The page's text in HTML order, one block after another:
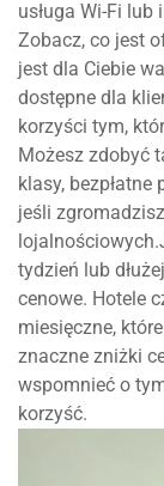
usługa Wi-Fi
Zobacz, co jest
jest dla Ciebie
dostępne dla
korzyści tym,
Możesz zdobyć
klasy, bezpłatne
jeśli
tydzień lub
cenowe. Hotele
miesięczne,
znaczne zniżki
wspomnieć o
korzyść.